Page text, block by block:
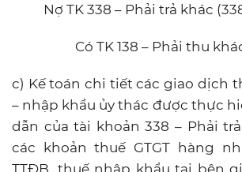
Nợ TK 338 – Phải trả khác
Có TK 138 – Phải thu
c) Kế toán chi tiết các giao dịch
– nhập khẩu ủy thác được thực
dẫn của tài khoản 338 – Phải
các khoản thuế GTGT hàng
TTĐB, thuế nhập khẩu tại bên